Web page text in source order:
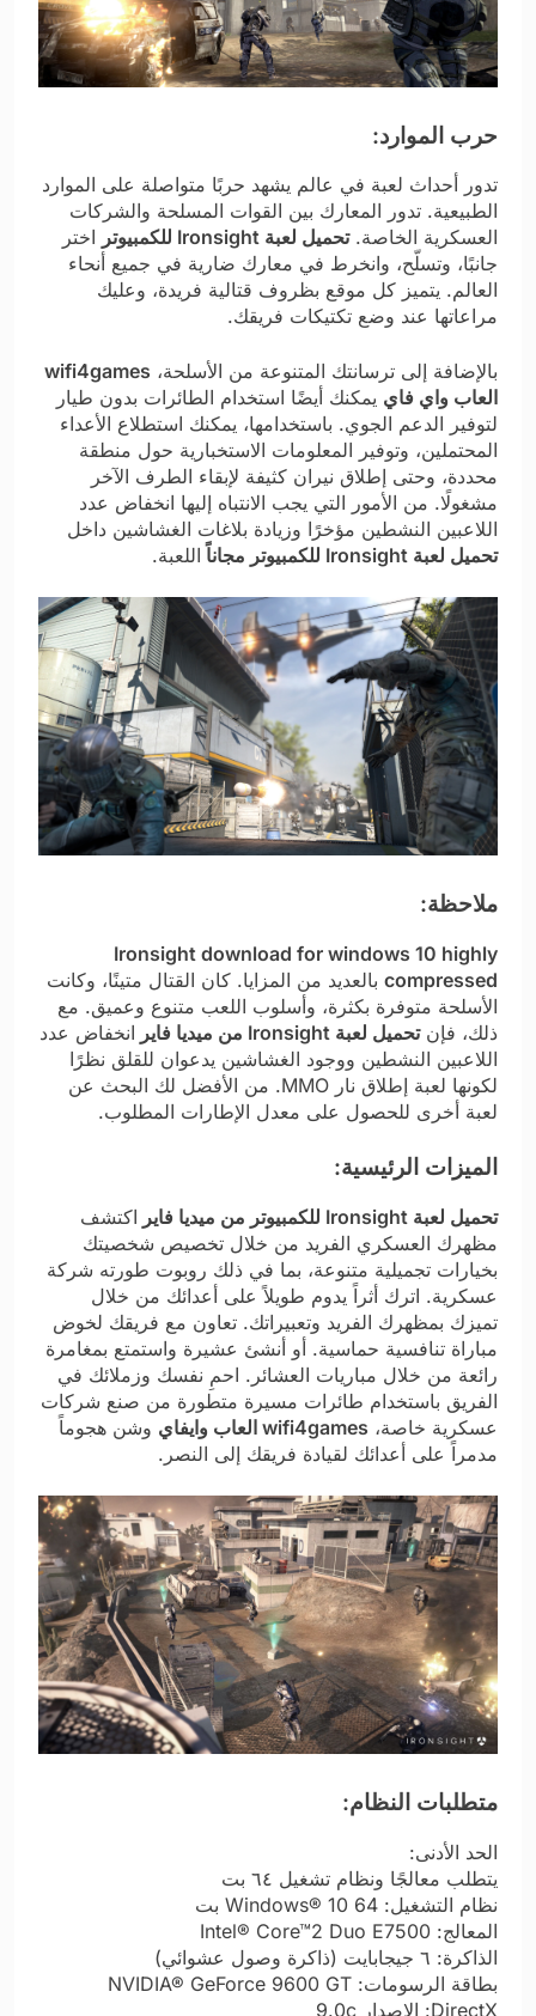
حرب الموارد:
تدور أحداث لعبة في عالم يشهد حربًا متواصلة على الموارد
الطبيعية. تدور المعارك بين القوات المسلحة والشركات
العسكرية الخاصة.تحميل لعبة Ironsight للكمبيوتر
اختر
جانبًا، وتسلّح، وانخرط في معارك ضارية في جميع أنحاء
العالم. يتميز كل موقع بظروف قتالية فريدة، وعليك
مراعاتها عند وضع تكتيكات فريقك.
بالإضافة إلى ترسانتك المتنوعة من الأسلحة، wifi4games
العاب واي فاي يمكنك أيضًا استخدام الطائرات بدون طيار
لتوفير الدعم الجوي. باستخدامها، يمكنك استطلاع الأعداء
المحتملين، وتوفير المعلومات الاستخبارية حول منطقة
محددة، وحتى إطلاق نيران كثيفة لإبقاء الطرف الآخر
مشغولًا. من الأمور التي يجب الانتباه إليها انخفاض عدد
اللاعبين النشطين مؤخرًا وزيادة بلاغات الغشاشين داخل
تحميل لعبة Ironsight للكمبيوتر مجاناً
اللعبة.
ملاحظة:
Ironsight download for windows 10 highly
compressed بالعديد من المزايا. كان القتال متينًا، وكانت
الأسلحة متوفرة بكثرة، وأسلوب اللعب متنوع وعميق. مع
ذلك، فإنتحميل لعبة Ironsight من ميديا فاير
انخفاض عدد
اللاعبين النشطين ووجود الغشاشين يدعوان للقلق نظرًا
لكونها لعبة إطلاق نار MMO. من الأفضل لك البحث عن
لعبة أخرى للحصول على معدل الإطارات المطلوب.
الميزات الرئيسية:
تحميل لعبة Ironsight للكمبيوتر من ميديا فاير
اكتشف
مظهرك العسكري الفريد من خلال تخصيص شخصيتك
بخيارات تجميلية متنوعة، بما في ذلك روبوت طورته شركة
عسكرية. اترك أثراً يدوم طويلاً على أعدائك من خلال
تميزك بمظهرك الفريد وتعبيراتك. تعاون مع فريقك لخوض
مباراة تنافسية حماسية. أو أنشئ عشيرة واستمتع بمغامرة
رائعة من خلال مباريات العشائر. احمِ نفسك وزملائك في
الفريق باستخدام طائرات مسيرة متطورة من صنع شركات
عسكرية خاصة، wifi4games العاب وايفاي
وشن هجوماً
مدمراً على أعدائك لقيادة فريقك إلى النصر.
متطلبات النظام:
الحد الأدنى:
يتطلب معالجًا ونظام تشغيل ٦٤ بت
نظام التشغيل: Windows® 10 64 بت
المعالج: Intel® Core™2 Duo E7500
الذاكرة: ٦ جيجابايت (ذاكرة وصول عشوائي)
بطاقة الرسومات: NVIDIA® GeForce 9600 GT
DirectX: الإصدار 9.0c